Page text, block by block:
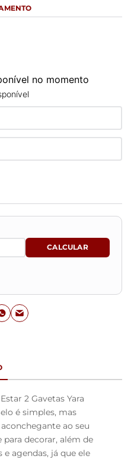
no momento
2 Gavetas Yara
é simples, mas
ao seu
para decorar, além de
agendas, já que ele